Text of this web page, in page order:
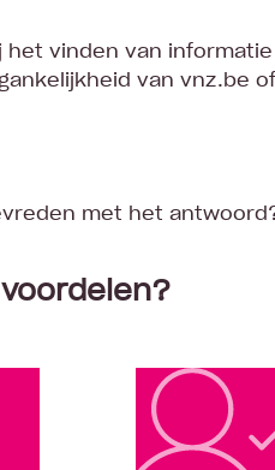
vinden van
van vnz.be
met het